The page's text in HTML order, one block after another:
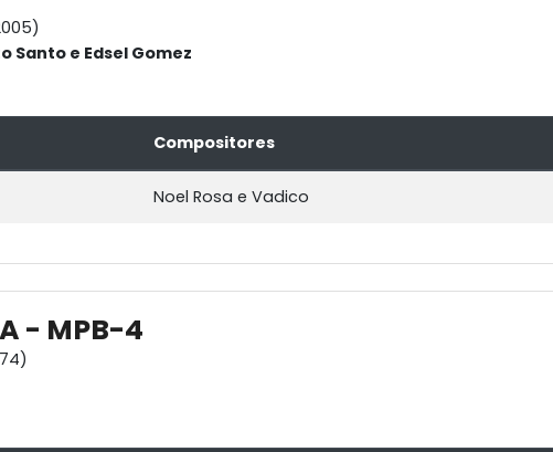
Santo e Edsel Gomez
Compositores
Noel Rosa e Vadico
- MPB-4